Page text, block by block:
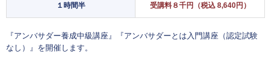
１時間半 受講料８千円（税込 8,640円）
『アンバサダー養成中級講座』『アンバサダーとは入門講座（認定試験
なし）』を開催します。